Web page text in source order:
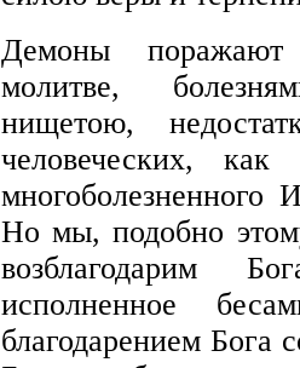
Демоны
молитве,
нищетою,
человеческих,
Но мы, подобно
возблагодарим
исполненное
благодарением Бога